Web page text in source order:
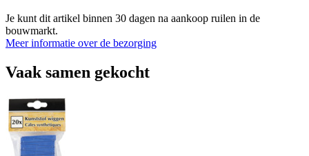
Je kunt dit artikel binnen 30 dagen na aankoop ruilen in de
bouwmarkt.
Meer informatie over de bezorging
Vaak samen gekocht